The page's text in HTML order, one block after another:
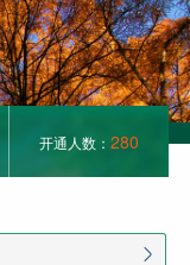
开通人数： 280